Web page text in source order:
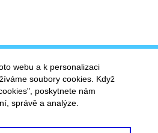
webu a k personalizaci
soubory cookies. Když
poskytnete nám
správě a analýze.